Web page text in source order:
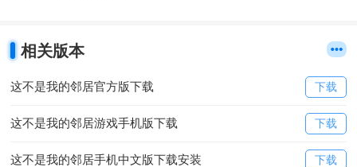
相关版本
这不是我的邻居官方版下载 下载
这不是我的邻居游戏手机版下载 下载
这不是我的邻居手机中文版下载安装 下载